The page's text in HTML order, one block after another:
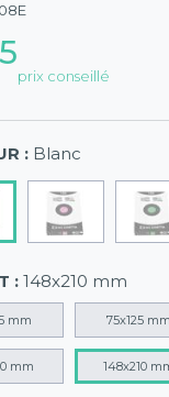
prix conseillé
: Blanc
: 148x210 mm
mm 75x125 mm
mm 148x210